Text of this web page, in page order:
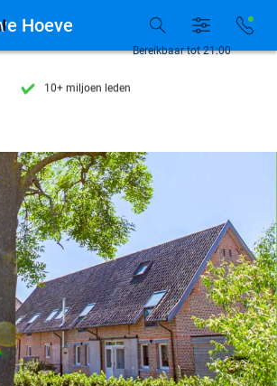
7 dagen per week beschikbaar
10+ miljoen leden
7 dagen per week beschikbaar
10+ miljoen leden
Bereikbaar tot 21:00
Hoeve